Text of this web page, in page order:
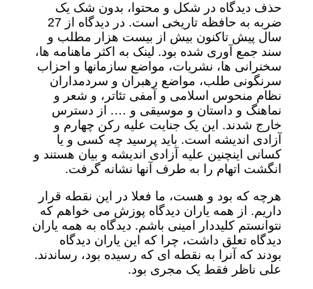
حذف دیدگاه در شکل و محتوا، بدون شک یک
ضربه به حافظه تاریخی است. در دیدگاه از 27
سال پیش تاکنون بیش از بیست هزار مطلب و
سند جمع آوری شده بود. لینک به اکثر ماهنامه ها،
سخنرانی ها، نشریات، مواضع سازمانها و احزاب
سرنگونی طلب، مواضع رهبران و سردمداران
نظام منحوس اسلامی و آمفی تئاتر، و شعر و
نماهنگ و داستان و موسیقی و …. از دسترس
خارج شدند. این یک جنایت علیه رکن چهارم و
آزادی اندیشه است. باید پرسید چه کسی و یا
کسانی اینچنین علیه آزادی اندیشه و بیان هستند و
انگشت اتهام را به طرف آنها نشانه گرفت.
هرچه که بود و هست، ما فعلا در این نقطه قرار
داریم. از همه یاران دیدگاه پوزش می خواهم که
نتوانستم کلیددار امینی باشم. دیدگاه به همه یاران
دیدگاه تعلق داشت، چرا که این یاران دیدگاه
بودند که آنرا به نقطه ای که رسیده بود، رساندند.
علی ناظر فقط یک مجری بود.